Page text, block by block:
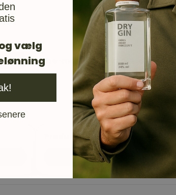
Din e-mail vil blive brugt til at give
Producent
BeGin CPH
vælg